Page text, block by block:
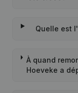
Quelle est
À quand
Hoeveke a